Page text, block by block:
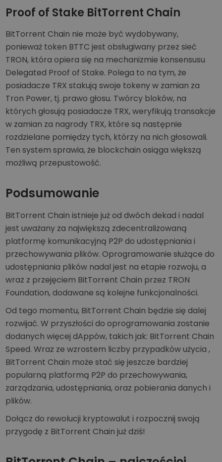
Proof of Stake BitTorrent Chain
BitTorrent Chain nie może być wydobywany,
ponieważ token BTTC jest obsługiwany przez sieć
TRON, która opiera się na mechanizmie konsensusu
Delegated Proof of Stake. Polega to na tym, że
posiadacze TRX stakują swoje tokeny w zamian za
Tron Power, tj. prawo głosu. Twórcy bloków, na
których głosują posiadacze TRX, weryfikują transakcje
w zamian za nagrody TRX, które są następnie
rozdzielane pomiędzy tych, którzy na nich głosowali.
Ten system sprawia, że blockchain osiąga większą
możliwą przepustowość.
Podsumowanie
BitTorrent Chain istnieje już od dwóch dekad i nadal
jest uważany za największą zdecentralizowaną
platformę komunikacyjną P2P do udostępniania i
przechowywania plików. Oprogramowanie służące do
udostępniania plików nadal jest na etapie rozwoju, a
wraz z przejęciem BitTorrent Chain przez TRON
Foundation, dodawane są kolejne funkcjonalności.
Od tego momentu, BitTorrent Chain będzie się dalej
rozwijać. W przyszłości do oprogramowania zostanie
dodanych więcej dAppów, takich jak: BitTorrent Chain
Speed. Wraz ze wzrostem liczby przypadków użycia ,
BitTorrent Chain może stać się jeszcze bardziej
popularną platformą P2P do przechowywania,
zarządzania, udostępniania, oraz pobierania danych i
plików.
Dołącz do rewolucji kryptowalut i rozpocznij swoją
przygodę z BitTorrent Chain już dziś!